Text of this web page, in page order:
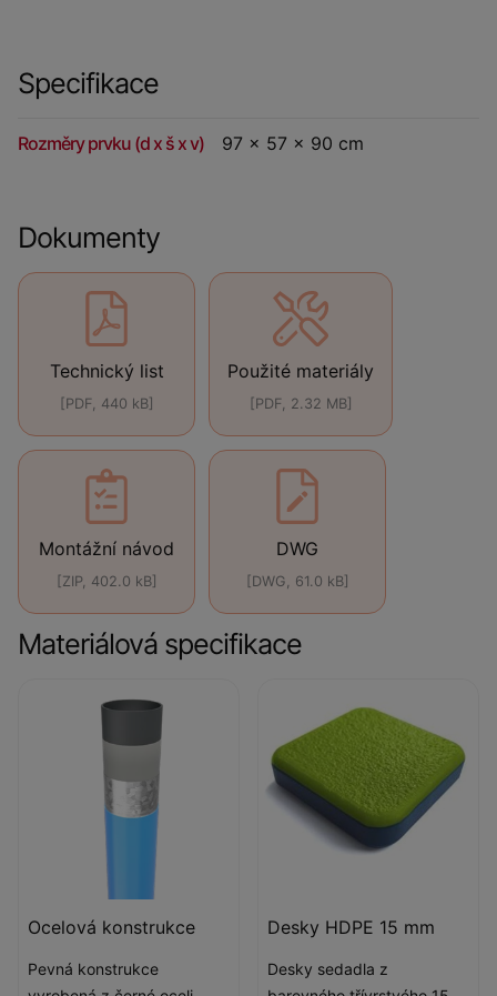
Specifikace
Rozměry prvku (d x š x v) 97 x 57 x 90 cm
Dokumenty
Technický list
[PDF, 440 kB]
Použité materiály
[PDF, 2.32 MB]
Montážní návod
[ZIP, 402.0 kB]
DWG
[DWG, 61.0 kB]
Materiálová specifikace
Ocelová konstrukce
Pevná konstrukce
Desky HDPE 15 mm
Desky sedadla z